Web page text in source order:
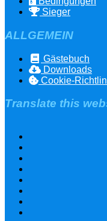
Sieger
ALLGEMEIN
Gästebuch
Downloads
Cookie-
Translate this